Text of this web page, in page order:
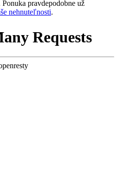
pravdepodobne už
nehnuteľnosti.